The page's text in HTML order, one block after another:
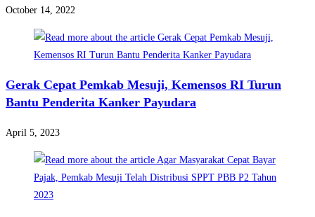
October 14, 2022
Gerak Cepat Pemkab Mesuji, Kemensos RI Turun
Bantu Penderita Kanker Payudara
April 5, 2023